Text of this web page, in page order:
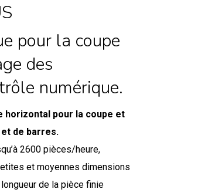
pour la coupe
des
numérique.
horizontal pour la coupe et
de barres.
2600 pièces/heure,
et moyennes dimensions
de la pièce finie